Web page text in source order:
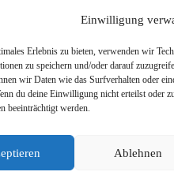
Einwilligung
Erlebnis zu bieten, verwenden wir
zu speichern und/oder darauf
wir Daten wie das Surfverhalten oder
du deine Einwilligung nicht erteilst oder
beeinträchtigt werden.
Ablehnen